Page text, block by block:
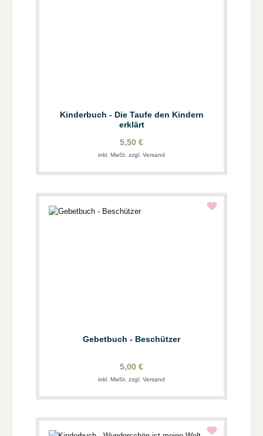
Kinderbuch - Die Taufe den Kindern
erklärt
5,50 €
inkl. MwSt. zzgl. Versand
Gebetbuch - Beschützer
5,00 €
inkl. MwSt. zzgl. Versand